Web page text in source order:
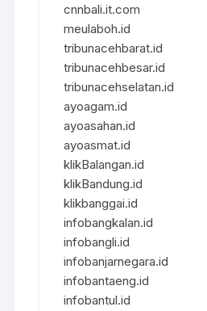
cnnbali.it.com
meulaboh.id
tribunacehbarat.id
tribunacehbesar.id
tribunacehselatan.id
ayoagam.id
ayoasahan.id
ayoasmat.id
klikBalangan.id
klikBandung.id
klikbanggai.id
infobangkalan.id
infobangli.id
infobanjarnegara.id
infobantaeng.id
infobantul.id